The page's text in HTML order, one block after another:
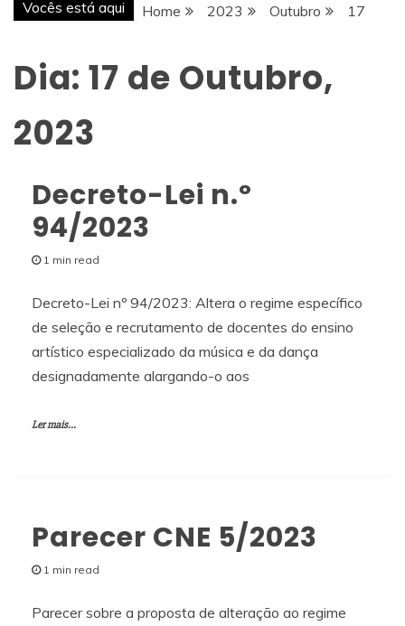
Vocês está aqui Home 2023 Outubro 17
Dia: 17 de Outubro,
2023
Decreto-Lei n.º
94/2023
1 min read
Decreto-Lei nº 94/2023: Altera o regime específico
de seleção e recrutamento de docentes do ensino
artístico especializado da música e da dança
designadamente alargando-o aos
Ler mais...
Parecer CNE 5/2023
1 min read
Parecer sobre a proposta de alteração ao regime